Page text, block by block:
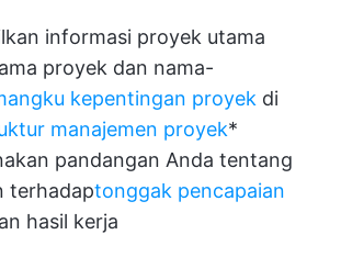
informasi proyek utama
proyek dan nama-
kepentingan proyek di
manajemen proyek*
pandangan Anda tentang
terhadaptonggak pencapaian
hasil kerja